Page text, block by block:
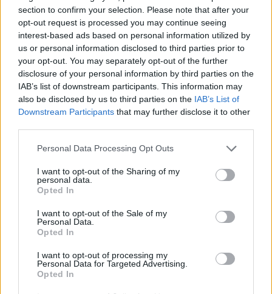
section to confirm your selection. Please note that after your
opt-out request is processed you may continue seeing
interest-based ads based on personal information utilized by
us or personal information disclosed to third parties prior to
your opt-out. You may separately opt-out of the further
disclosure of your personal information by third parties on the
IAB’s list of downstream participants. This information may
also be disclosed by us to third parties on the IAB’s List of
Downstream Participants that may further disclose it to other
Personal Data Processing Opt Outs
I want to opt-out of the Sharing of my
personal data.
Opted In
I want to opt-out of the Sale of my
Personal Data.
Opted In
I want to opt-out of processing my
Personal Data for Targeted Advertising.
Opted In
Staran luetuimmat
1
UUTISET